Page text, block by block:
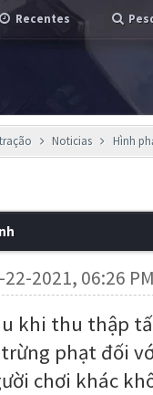
Recentes
Noticias Hình
22-2021, 06:26
khi thu thập
phạt đối
chơi khác